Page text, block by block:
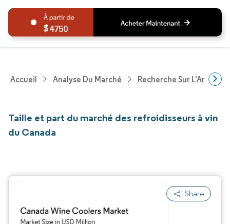
4750
Accueil Analyse Du Marché Recherche Sur
Taille et part du marché des refroidisseurs à vin
du Canada
Share